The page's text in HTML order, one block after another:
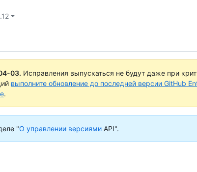
03. Исправления выпускаться не будут даже при
выполните обновление до последней версии GitHub
.
"О управлении версиями API".